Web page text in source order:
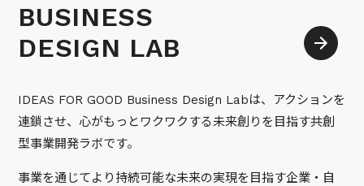
BUSINESS
DESIGN LAB
IDEAS FOR GOOD Business Design Labは、アクションを
連鎖させ、心がもっとワクワクする未来創りを目指す共創
型事業開発ラボです。
事業を通じてより持続可能な未来の実現を目指す企業・自